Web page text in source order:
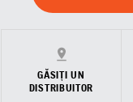
GĂSIȚI UN
DISTRIBUITOR